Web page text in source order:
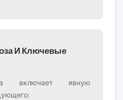
И Ключевые
включает явную